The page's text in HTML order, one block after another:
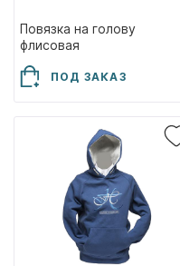
Повязка на голову
флисовая
ПОД ЗАКАЗ